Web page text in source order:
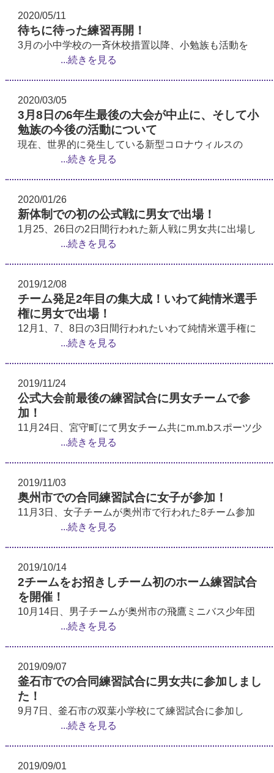
2020/05/11
待ちに待った練習再開！
3月の小中学校の一斉休校措置以降、小勉族も活動を
...続きを見る
2020/03/05
3月8日の6年生最後の大会が中止に、そして小
勉族の今後の活動について
現在、世界的に発生している新型コロナウィルスの
...続きを見る
2020/01/26
新体制での初の公式戦に男女で出場！
1月25、26日の2日間行われた新人戦に男女共に出場し
...続きを見る
2019/12/08
チーム発足2年目の集大成！いわて純情米選手
権に男女で出場！
12月1、7、8日の3日間行われたいわて純情米選手権に
...続きを見る
2019/11/24
公式大会前最後の練習試合に男女チームで参
加！
11月24日、宮守町にて男女チーム共にm.m.bスポーツ少
...続きを見る
2019/11/03
奥州市での合同練習試合に女子が参加！
11月3日、女子チームが奥州市で行われた8チーム参加
...続きを見る
2019/10/14
2チームをお招きしチーム初のホーム練習試合
を開催！
10月14日、男子チームが奥州市の飛鷹ミニバス少年団
...続きを見る
2019/09/07
釜石市での合同練習試合に男女共に参加しまし
た！
9月7日、釜石市の双葉小学校にて練習試合に参加し
...続きを見る
2019/09/01